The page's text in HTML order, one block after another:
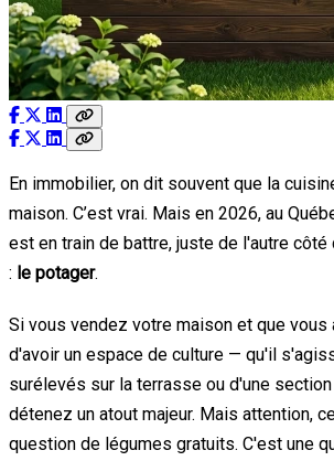
En immobilier, on dit souvent que la
maison. C’est vrai. Mais en 2026, au
est en train de battre, juste de l'autre
: le potager.
Si vous vendez votre maison et que vous
d'avoir un espace de culture — qu'il
surélevés sur la terrasse ou d'une
détenez un atout majeur. Mais attention,
question de légumes gratuits. C'est une